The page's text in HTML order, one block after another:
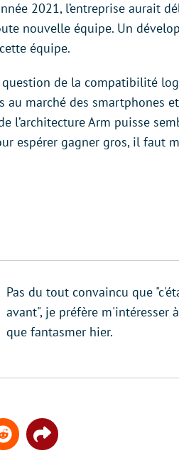
2021, l’entreprise aurait
nouvelle équipe. Un
équipe.
de la compatibilité
marché des smartphones et
l’architecture Arm puisse
espérer gagner gros, il faut
Pas du tout convaincu que
avant", je préfère m'intéresser
que fantasmer hier.
Reddit Share